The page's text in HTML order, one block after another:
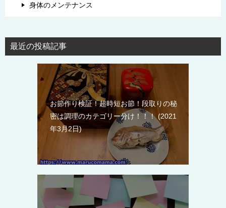
身体のメンテナンス
最近の投稿記事
お節作り検証！超時短お節！段取りの秘
密は調理のカテゴリー分け！！！ 2021
年3月2日